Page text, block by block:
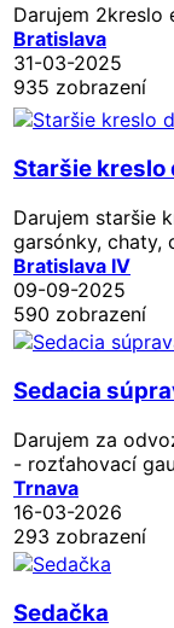
Darujem 2kreslo
Bratislava
31-03-2025
935 zobrazení
Staršie kreslo
Darujem staršie
garsónky, chaty,
Bratislava IV
09-09-2025
590 zobrazení
Sedacia
Darujem za
- rozťahovací
Trnava
16-03-2026
293 zobrazení
Sedačka